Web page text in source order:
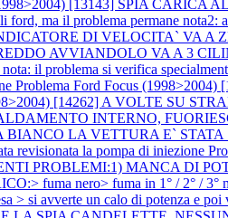
[13143] SPIA CARICA
ma il problema permane nota2:
DI VELOCITA` VA
AVVIANDOLO VA A 3
il problema si verifica
Problema Ford Focus
[14262] A VOLTE SU
INTERNO,
LA VETTURA E`
revisionata la pompa di iniezione
PROBLEMI:1) MANCA DI
fuma nero> fuma in 1° / 2° /
> si avverte un calo di potenza e